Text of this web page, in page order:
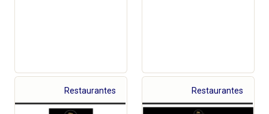
Restaurantes Restaurantes